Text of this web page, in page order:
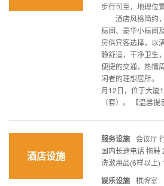
步行可至，地理位
酒店风格简约，
标间、豪华小标间
房供宾客选择，以
静舒适，干净卫生
便捷的交通，热情
闲者的理想居所
月12日，位于大厦
（套）。 【温馨提
酒店设施
服务设施 会议厅
国内长途电话 拖鞋
洗漱用品(6样以上)
娱乐设施 棋牌室